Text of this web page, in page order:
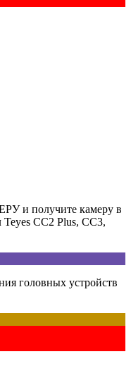
и получите камеру в
CC2 Plus, CC3,
головных устройств